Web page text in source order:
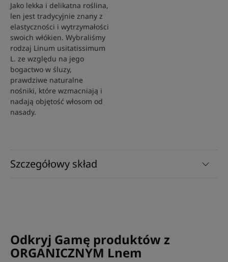
Szczegółowy skład
Jako lekka i delikatna roślina,
len jest tradycyjnie znany z
elastyczności i wytrzymałości
swoich włókien. Wybraliśmy
rodzaj Linum usitatissimum
L. ze względu na jego
bogactwo w śluzy,
prawdziwe naturalne
nośniki, które wzmacniają i
nadają objętość włosom od
nasady.
Odkryj Gamę produktów z
ORGANICZNYM Lnem